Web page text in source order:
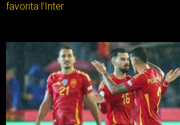
favorita l’Inter